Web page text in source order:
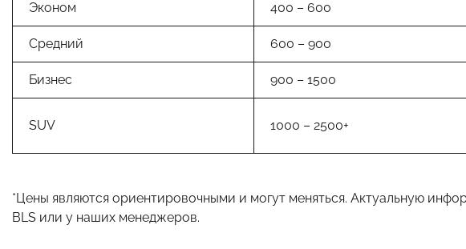
Эконом 400 – 600
Средний 600 – 900
Бизнес 900 – 1500
SUV 1000 – 2500+
*Цены являются ориентировочными и могут меняться. Актуальную
BLS или у наших менеджеров.